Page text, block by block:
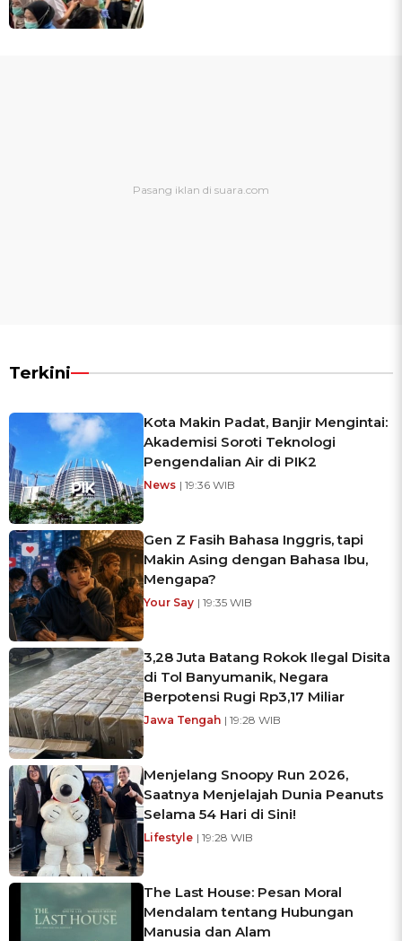
Terkini
Kota Makin Padat, Banjir Mengintai:
Akademisi Soroti Teknologi
Pengendalian Air di PIK2
News | 19:36 WIB
Gen Z Fasih Bahasa Inggris, tapi
Makin Asing dengan Bahasa Ibu,
Mengapa?
Your Say | 19:35 WIB
3,28 Juta Batang Rokok Ilegal Disita
di Tol Banyumanik, Negara
Berpotensi Rugi Rp3,17 Miliar
Jawa Tengah | 19:28 WIB
Menjelang Snoopy Run 2026,
Saatnya Menjelajah Dunia Peanuts
Selama 54 Hari di Sini!
Lifestyle | 19:28 WIB
The Last House: Pesan Moral
Mendalam tentang Hubungan
Manusia dan Alam